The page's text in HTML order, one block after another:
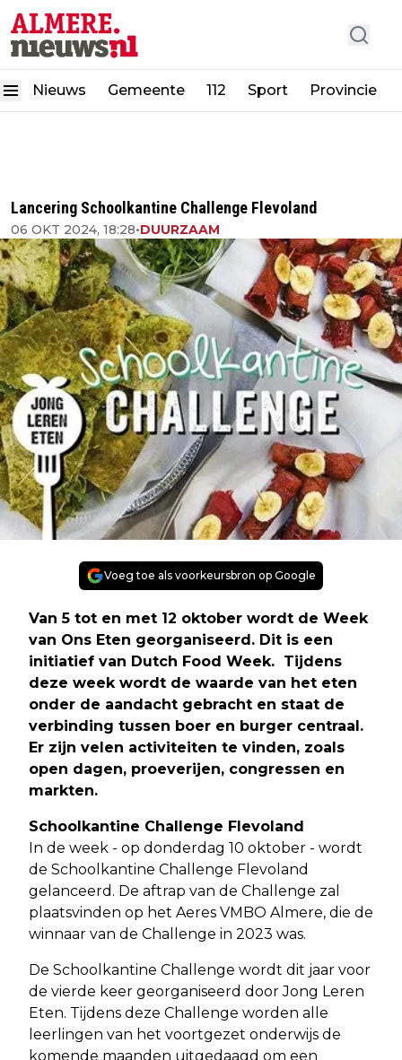
Nieuws Gemeente 112 Sport Provincie
Lancering Schoolkantine Challenge Flevoland
06 OKT 2024, 18:28•DUURZAAM
Voeg toe als voorkeursbron op Google
Van 5 tot en met 12 oktober wordt de Week
van Ons Eten georganiseerd. Dit is een
initiatief van Dutch Food Week. Tijdens
deze week wordt de waarde van het eten
onder de aandacht gebracht en staat de
verbinding tussen boer en burger centraal.
Er zijn velen activiteiten te vinden, zoals
open dagen, proeverijen, congressen en
markten.
Schoolkantine Challenge Flevoland
In de week - op donderdag 10 oktober - wordt
de Schoolkantine Challenge Flevoland
gelanceerd. De aftrap van de Challenge zal
plaatsvinden op het Aeres VMBO Almere, die de
winnaar van de Challenge in 2023 was.
De Schoolkantine Challenge wordt dit jaar voor
de vierde keer georganiseerd door Jong Leren
Eten. Tijdens deze Challenge worden alle
leerlingen van het voortgezet onderwijs de
komende maanden uitgedaagd om een